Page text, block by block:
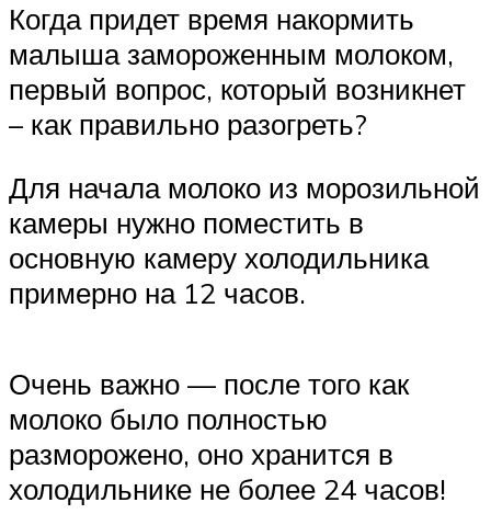
Когда придет время накормить
малыша замороженным молоком,
первый вопрос, который возникнет
– как правильно разогреть?
Для начала молоко из морозильной
камеры нужно поместить в
основную камеру холодильника
примерно на 12 часов.
Очень важно — после того как
молоко было полностью
разморожено, оно хранится в
холодильнике не более 24 часов!